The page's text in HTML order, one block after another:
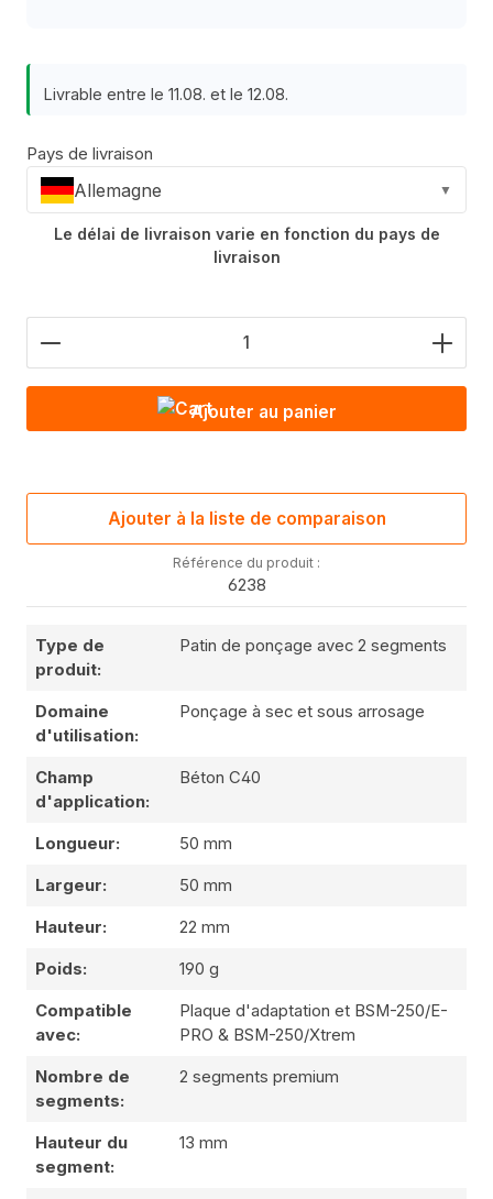
Livrable entre le 11.08. et le 12.08.
Pays de livraison
Allemagne ▼
Le délai de livraison varie en fonction du pays de
livraison
Nombre de produits : saisis la valeur souhaitée
Ajouter au panier
Ajouter à la liste de comparaison
Référence du produit :
6238
Type de
produit:
Patin de ponçage avec 2 segments
Domaine
d'utilisation:
Ponçage à sec et sous arrosage
Champ
d'application:
Béton C40
Longueur: 50 mm
Largeur: 50 mm
Hauteur: 22 mm
Poids: 190 g
Compatible
avec:
Plaque d'adaptation et BSM-250/E-
PRO & BSM-250/Xtrem
Nombre de
segments:
2 segments premium
Hauteur du
segment:
13 mm